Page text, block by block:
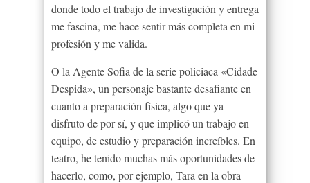
donde todo el trabajo de investigación y entrega
me fascina, me hace sentir más completa en mi
profesión y me valida.
O la Agente Sofia de la serie policiaca «Cidade
Despida», un personaje bastante desafiante en
cuanto a preparación física, algo que ya
disfruto de por sí, y que implicó un trabajo en
equipo, de estudio y preparación increíbles. En
teatro, he tenido muchas más oportunidades de
hacerlo, como, por ejemplo, Tara en la obra